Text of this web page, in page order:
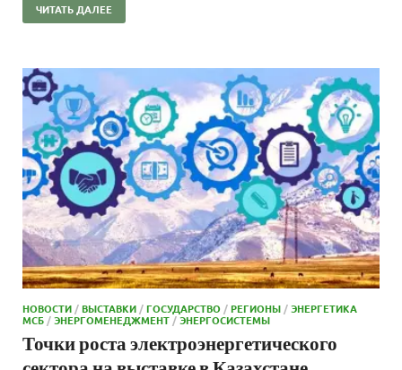
ЧИТАТЬ ДАЛЕЕ
НОВОСТИ /ВЫСТАВКИ /ГОСУДАРСТВО /РЕГИОНЫ /ЭНЕРГЕТИКА
МСБ /ЭНЕРГОМЕНЕДЖМЕНТ/ЭНЕРГОСИСТЕМЫ
Точки роста электроэнергетического